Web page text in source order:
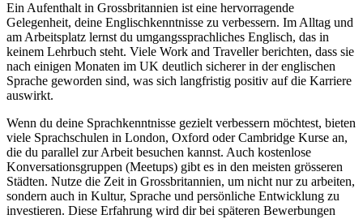
Ein Aufenthalt in Grossbritannien ist eine hervorragende
Gelegenheit, deine Englischkenntnisse zu verbessern. Im Alltag und
am Arbeitsplatz lernst du umgangssprachliches Englisch, das in
keinem Lehrbuch steht. Viele Work and Traveller berichten, dass sie
nach einigen Monaten im UK deutlich sicherer in der englischen
Sprache geworden sind, was sich langfristig positiv auf die Karriere
auswirkt.
Wenn du deine Sprachkenntnisse gezielt verbessern möchtest, bieten
viele Sprachschulen in London, Oxford oder Cambridge Kurse an,
die du parallel zur Arbeit besuchen kannst. Auch kostenlose
Konversationsgruppen (Meetups) gibt es in den meisten grösseren
Städten. Nutze die Zeit in Grossbritannien, um nicht nur zu arbeiten,
sondern auch in Kultur, Sprache und persönliche Entwicklung zu
investieren. Diese Erfahrung wird dir bei späteren Bewerbungen